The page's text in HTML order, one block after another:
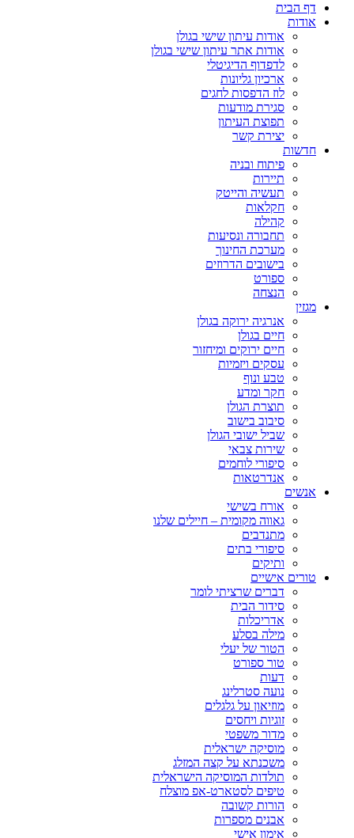
דף הבית
אודות
אודות עיתון שישי בגולן
אודות אתר עיתון שישי בגולן
לדפדוף הדיגיטלי
ארכיון גליונות
לוז הדפסות לחגים
סגירת מודעות
תפוצת העיתון
יצירת קשר
חדשות
פיתוח ובניה
תיירות
תעשיה והייטק
חקלאות
קהילה
תחבורה ונסיעות
מערכת החינוך
בישובים הדרוזים
ספורט
הנצחה
מגזין
אנרגיה ירוקה בגולן
חיים בגולן
חיים ירוקים ומיחזור
עסקים ויזמיות
טבע ונוף
חקר ומדע
תוצרת הגולן
סיבוב בישוב
שביל ישובי הגולן
שירות צבאי
סיפורי לוחמים
אנדרטאות
אנשים
אורח בשישי
גאווה מקומית – חיילים שלנו
מתנדבים
סיפורי בתים
ותיקים
טורים אישיים
דברים שרציתי לומר
סידור הבית
אדריכלות
מילה בסלע
הטור של יעלי
טור ספורט
דעות
נועה סטרלינג
מוזיאון על גלגלים
זוגיות ויחסים
מדור משפטי
מוסיקה ישראלית
משכנתא על קצה המזלג
תולדות המוסיקה הישראלית
טיפים לסטארט-אפ מוצלח
הורות קשובה
אבנים מספרות
אימון אישי